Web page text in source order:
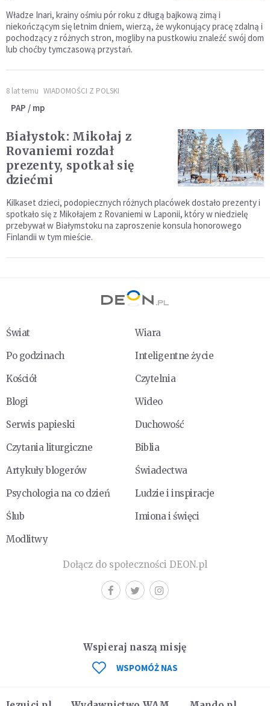
Władze Inari, krainy ośmiu pór roku z długą bajkową zimą i
niekończącym się letnim dniem, wierzą, że wykonujący pracę zdalną i
pochodzący z różnych stron, mogliby na pustkowiu znaleźć swój dom
lub choćby tymczasową przystań.
8 lat temu WIADOMOŚCI Z POLSKI
PAP / mp
Białystok: Mikołaj z
Rovaniemi rozdał
prezenty, spotkał się
dziećmi
Kilkaset dzieci, podopiecznych różnych placówek dostało prezenty i
spotkało się z Mikołajem z Rovaniemi w Laponii, który w niedzielę
przebywał w Białymstoku na zaproszenie konsula honorowego
Finlandii w tym mieście.
Świat
Wiara
Po godzinach
Inteligentne życie
Kościół
Czytelnia
Blogi
Wideo
Serwis papieski
Duchowość
Czytania liturgiczne
Biblia
Artykuły blogerów
Świadectwa
Psychologia na co dzień
Ludzie i inspiracje
Ślub
Imiona i święci
Modlitwy
Dołącz do społeczności DEON.pl
Wspieraj naszą misję
WSPOMÓŻ NAS